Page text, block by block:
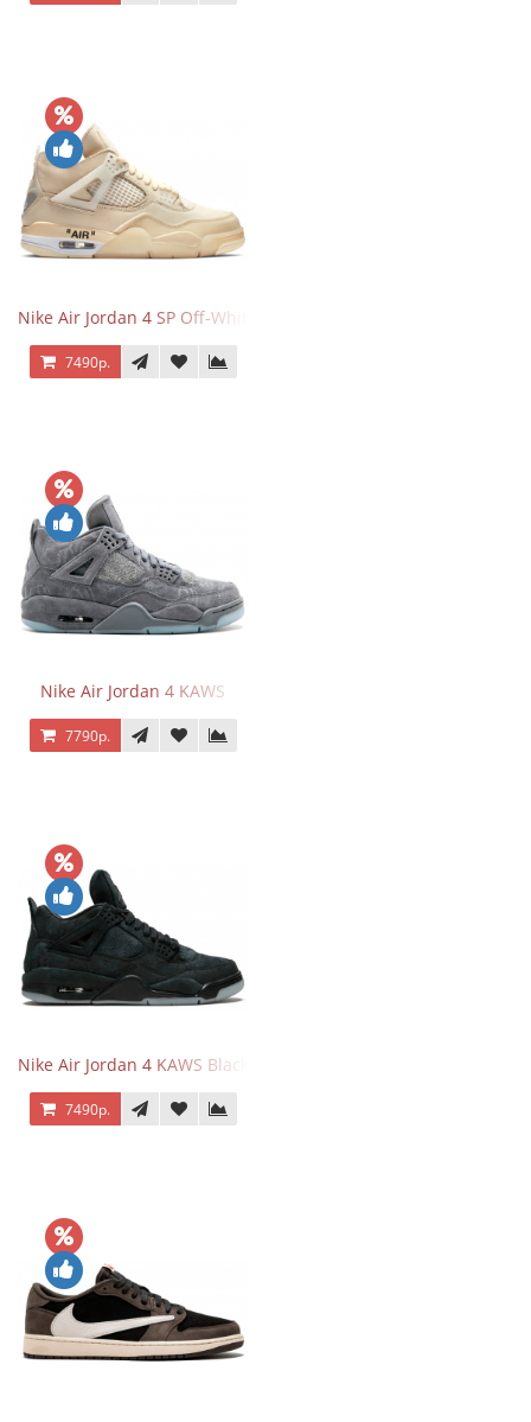
Nike Air Jordan 4 SP Off-White Sail
7490р.
Nike Air Jordan 4 KAWS
7790р.
Nike Air Jordan 4 KAWS Black
7490р.